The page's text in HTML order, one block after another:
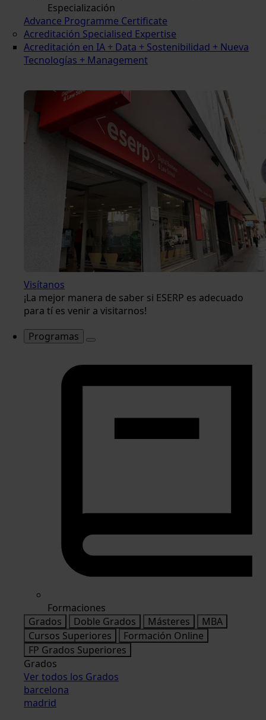
Especialización
Advance Programme Certificate
Acreditación Specialised Expertise
Acreditación en IA + Data + Sostenibilidad + Nueva
Tecnologías + Management
Visítanos
¡La mejor manera de saber si ESERP es adecuado
para tí es venir a visitarnos!
Programas
Formaciones
Grados
Doble Grados Másteres
MBA
Cursos Superiores
Formación Online
FP Grados Superiores
Grados
Ver todos los Grados
barcelona
madrid